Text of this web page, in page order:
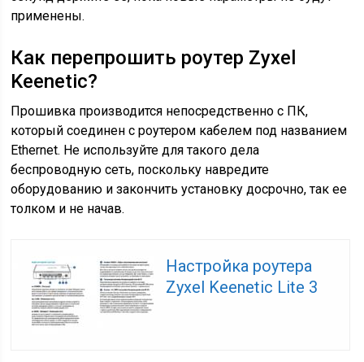
применены.
Как перепрошить роутер Zyxel
Keenetic?
Прошивка производится непосредственно с ПК,
который соединен с роутером кабелем под названием
Ethernet. Не используйте для такого дела
беспроводную сеть, поскольку навредите
оборудованию и закончить установку досрочно, так ее
толком и не начав.
Настройка роутера
Zyxel Keenetic Lite 3